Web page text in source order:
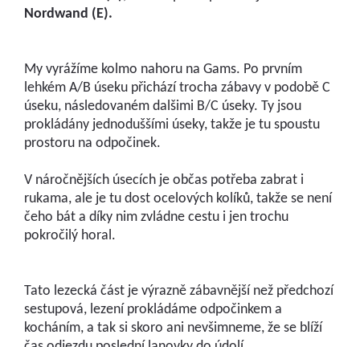
Nordwand (E).
My vyrážíme kolmo nahoru na Gams. Po prvním
lehkém A/B úseku přichází trocha zábavy v podobě C
úseku, následovaném dalšimi B/C úseky. Ty jsou
prokládány jednoduššími úseky, takže je tu spoustu
prostoru na odpočinek.
V náročnějších úsecích je občas potřeba zabrat i
rukama, ale je tu dost ocelových kolíků, takže se není
čeho bát a díky nim zvládne cestu i jen trochu
pokročilý horal.
Tato lezecká část je výrazně zábavnější než předchozí
sestupová, lezení prokládáme odpočinkem a
kocháním, a tak si skoro ani nevšimneme, že se blíží